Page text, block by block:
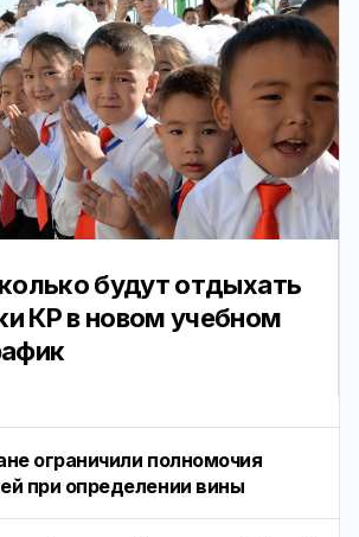
будут отдыхать
КР в новом учебном
ограничили полномочия
при определении вины